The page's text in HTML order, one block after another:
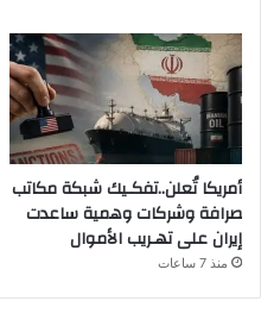
أمريكا تُعلن..تفكـيك شبكة مكاتب
صرافة وشركات وهمية ساعدت
إيران على تهـريب الأموال
منذ 7 ساعات